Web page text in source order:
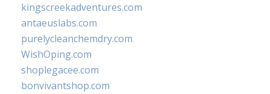
kingscreekadventures.com
antaeuslabs.com
purelycleanchemdry.com
WishOping.com
shoplegacee.com
bonvivantshop.com